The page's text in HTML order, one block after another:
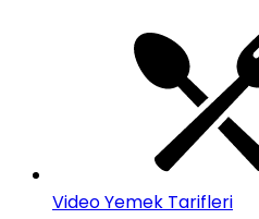
Video Yemek Tarifleri